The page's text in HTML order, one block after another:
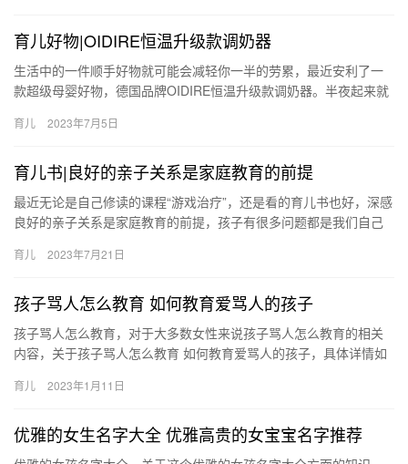
育儿好物|OIDIRE恒温升级款调奶器
生活中的一件顺手好物就可能会减轻你一半的劳累，最近安利了一
款超级母婴好物，德国品牌OIDIRE恒温升级款调奶器。半夜起来就
育儿 2023年7月5日
育儿书|良好的亲子关系是家庭教育的前提
最近无论是自己修读的课程“游戏治疗”，还是看的育儿书也好，深感
良好的亲子关系是家庭教育的前提，孩子有很多问题都是我们自己
育儿 2023年7月21日
孩子骂人怎么教育 如何教育爱骂人的孩子
孩子骂人怎么教育，对于大多数女性来说孩子骂人怎么教育的相关
内容，关于孩子骂人怎么教育 如何教育爱骂人的孩子，具体详情如
骂…
育儿 2023年1月11日
优雅的女生名字大全 优雅高贵的女宝宝名字推荐